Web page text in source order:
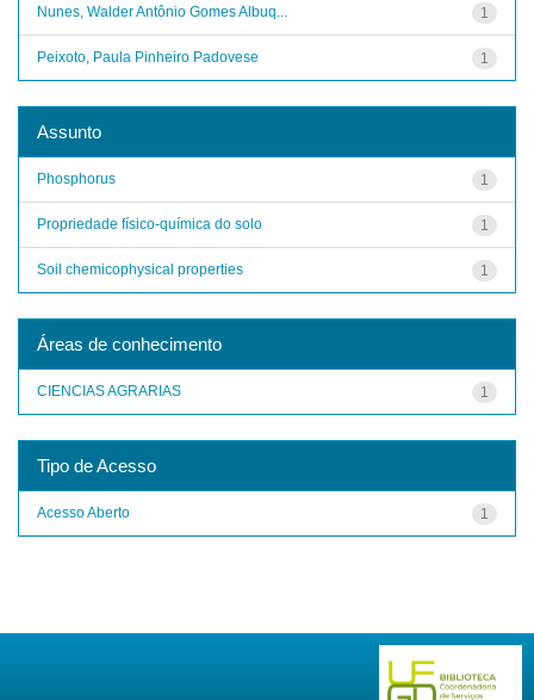
1
Nunes, Walder Antônio Gomes Albuq...
1
Peixoto, Paula Pinheiro Padovese
Assunto
1
Phosphorus
1
Propriedade físico-química do solo
1
Soil chemicophysical properties
Áreas de conhecimento
1
CIENCIAS AGRARIAS
Tipo de Acesso
1
Acesso Aberto